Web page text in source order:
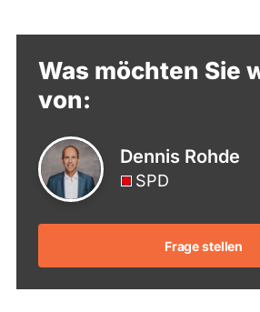
Was möchten Sie
von:
Dennis Rohde
SPD
Frage stellen